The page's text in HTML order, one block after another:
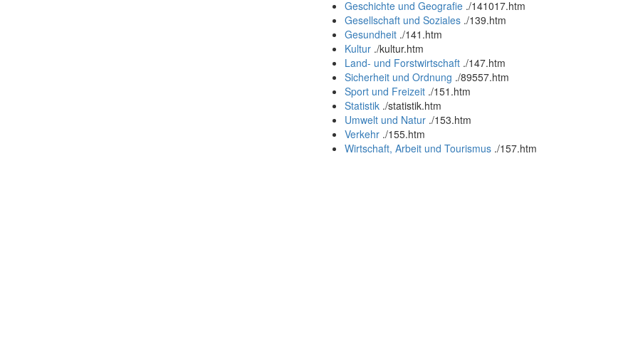
Geschichte und Geografie ./141017.htm
Gesellschaft und Soziales ./139.htm
Gesundheit ./141.htm
Kultur ./kultur.htm
Land- und Forstwirtschaft ./147.htm
Sicherheit und Ordnung ./89557.htm
Sport und Freizeit ./151.htm
Statistik ./statistik.htm
Umwelt und Natur ./153.htm
Verkehr ./155.htm
Wirtschaft, Arbeit und Tourismus ./157.htm